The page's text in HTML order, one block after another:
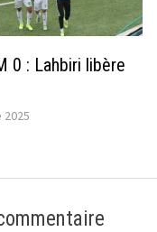
0 : Lahbiri libère